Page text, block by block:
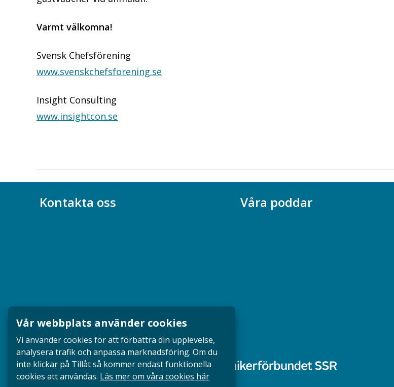
Varmt välkomna!
Svensk Chefsförening
www.svenskchefsforening.se
Insight Consulting
www.insightcon.se
Kontakta oss
Presskontakt
Dina försäkringar i Akademikerförsäkring
Våra poddar
Vår webbplats använder cookies
Vi använder cookies för att förbättra din upplevelse,
analysera trafik och anpassa marknadsföring. Om du
inte klickar på Tillåt så kommer endast funktionella
cookies att användas. Läs mer om våra cookies här